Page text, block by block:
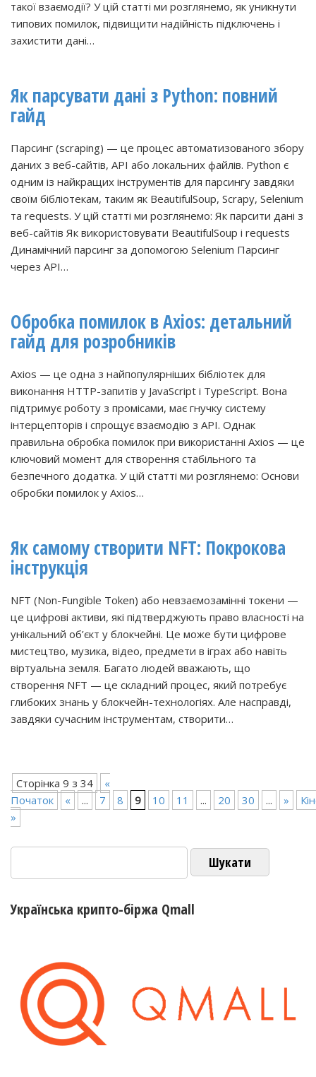
такої взаємодії? У цій статті ми розглянемо, як уникнути
типових помилок, підвищити надійність підключень і
захистити дані…
Як парсувати дані з Python: повний
гайд
Парсинг (scraping) — це процес автоматизованого збору
даних з веб-сайтів, API або локальних файлів. Python є
одним із найкращих інструментів для парсингу завдяки
своїм бібліотекам, таким як BeautifulSoup, Scrapy, Selenium
та requests. У цій статті ми розглянемо: Як парсити дані з
веб-сайтів Як використовувати BeautifulSoup і requests
Динамічний парсинг за допомогою Selenium Парсинг
через API…
Обробка помилок в Axios: детальний
гайд для розробників
Axios — це одна з найпопулярніших бібліотек для
виконання HTTP-запитів у JavaScript і TypeScript. Вона
підтримує роботу з промісами, має гнучку систему
інтерцепторів і спрощує взаємодію з API. Однак
правильна обробка помилок при використанні Axios — це
ключовий момент для створення стабільного та
безпечного додатка. У цій статті ми розглянемо: Основи
обробки помилок у Axios…
Як самому створити NFT: Покрокова
інструкція
NFT (Non-Fungible Token) або невзаємозамінні токени —
це цифрові активи, які підтверджують право власності на
унікальний об’єкт у блокчейні. Це може бути цифрове
мистецтво, музика, відео, предмети в іграх або навіть
віртуальна земля. Багато людей вважають, що
створення NFT — це складний процес, який потребує
глибоких знань у блокчейн-технологіях. Але насправді,
завдяки сучасним інструментам, створити…
Сторінка 9 з 34
«
Початок
« ... 7 8 9 10 11 ... 20 30 ... »
»
Українська крипто-біржа Qmall